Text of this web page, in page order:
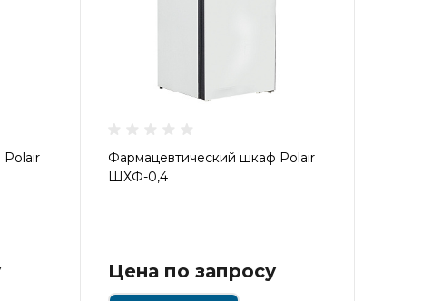
Фармацевтический шкаф Polair
ШХФ-0,4
Цена по запросу